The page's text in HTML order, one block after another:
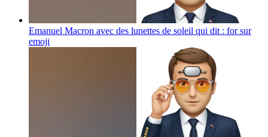
Emanuel Macron avec des lunettes de soleil qui dit : for sur
emoji